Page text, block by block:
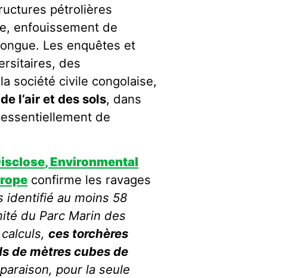
pétrolières
enfouissement de
Les enquêtes et
des
société civile congolaise,
l’air et des sols, dans
de
, Environmental
confirme les ravages
identifié au moins 58
du Parc Marin des
calculs,ces torchères
de mètres cubes de
pour la seule